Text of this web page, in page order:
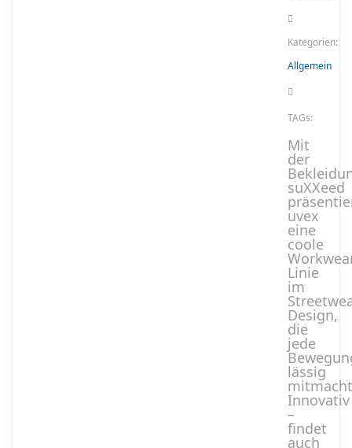
Kategorien:
Allgemein
TAGs:
Mit
der
suXXeed
uvex
eine
coole
Linie
im
Design,
die
jede
lässig
Innovativ
–
findet
auch